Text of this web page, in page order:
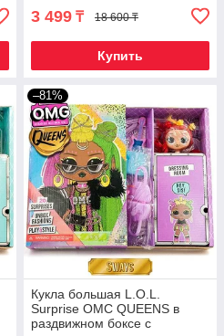
3 499 ₸ 18 600 ₸
Купить
–81%
Кукла большая L.O.L.
Surprise OMC QUEENS в
раздвижном боксе с